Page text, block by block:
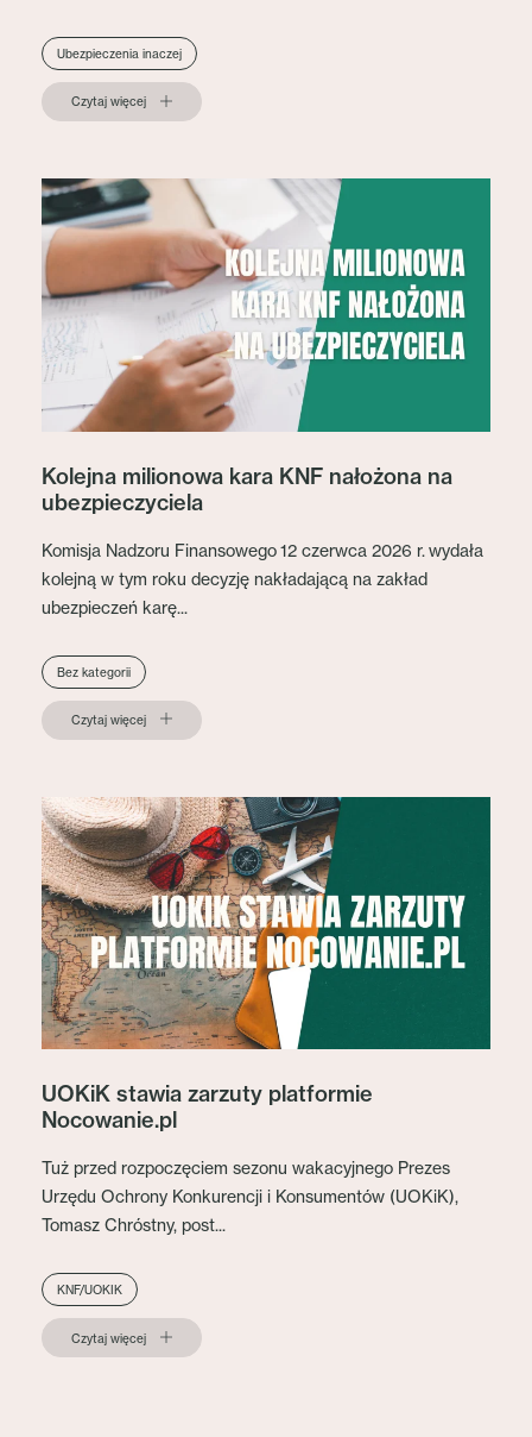
Ubezpieczenia inaczej
Czytaj więcej
Kolejna milionowa kara KNF nałożona na
ubezpieczyciela
Komisja Nadzoru Finansowego 12 czerwca 2026 r. wydała
kolejną w tym roku decyzję nakładającą na zakład
ubezpieczeń karę...
Bez kategorii
Czytaj więcej
UOKiK stawia zarzuty platformie
Nocowanie.pl
Tuż przed rozpoczęciem sezonu wakacyjnego Prezes
Urzędu Ochrony Konkurencji i Konsumentów (UOKiK),
Tomasz Chróstny, post...
KNF/UOKIK
Czytaj więcej